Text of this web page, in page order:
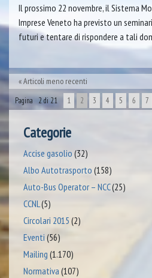
Il prossimo 22 novembre, il Sistema
Imprese Veneto ha previsto un
futuri e tentare di rispondere a tali
Articoli meno recenti
Pagina 2 di 21 1 2 3 4 5 6 7
Categorie
Accise gasolio (32)
Albo Autotrasporto (158)
Auto-Bus Operator – NCC(25)
CCNL (5)
Circolari 2015 (2)
Eventi (56)
Mailing (1.170)
Normativa (107)